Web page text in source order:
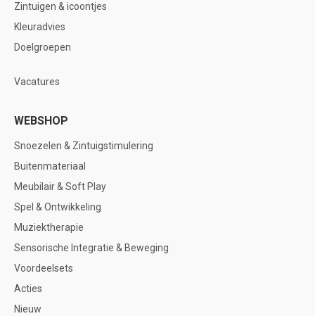
Zintuigen & icoontjes
Kleuradvies
Doelgroepen
Vacatures
WEBSHOP
Snoezelen & Zintuigstimulering
Buitenmateriaal
Meubilair & Soft Play
Spel & Ontwikkeling
Muziektherapie
Sensorische Integratie & Beweging
Voordeelsets
Acties
Nieuw